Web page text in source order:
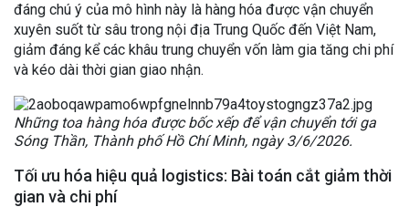
đáng chú ý của mô hình này là hàng hóa được vận chuyển
xuyên suốt từ sâu trong nội địa Trung Quốc đến Việt Nam,
giảm đáng kể các khâu trung chuyển vốn làm gia tăng chi phí
và kéo dài thời gian giao nhận.
Những toa hàng hóa được bốc xếp để vận chuyển tới ga
Sóng Thần, Thành phố Hồ Chí Minh, ngày 3/6/2026.
Tối ưu hóa hiệu quả logistics: Bài toán cắt giảm thời
gian và chi phí